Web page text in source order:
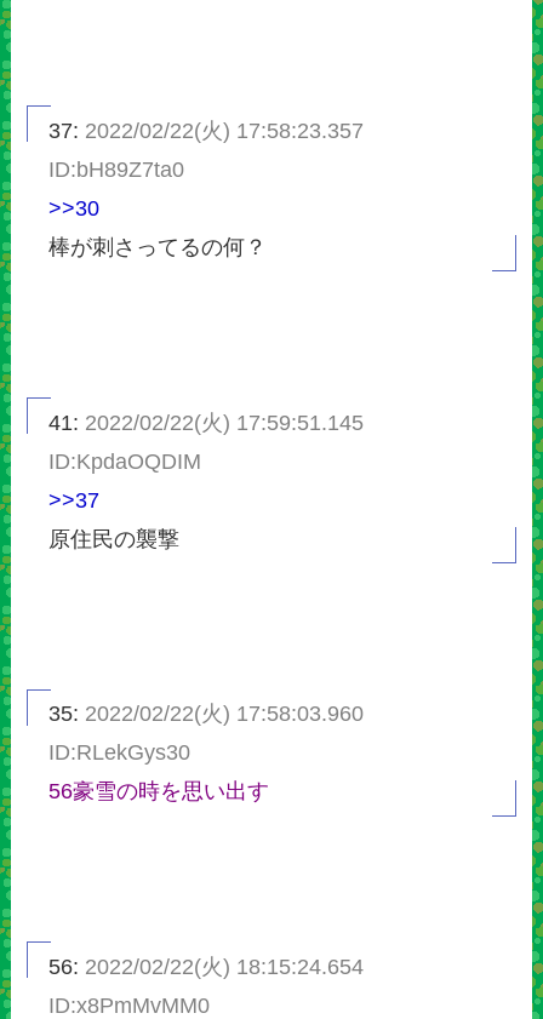
37: 2022/02/22(火) 17:58:23.357
ID:bH89Z7ta0
>>30
棒が刺さってるの何？
41: 2022/02/22(火) 17:59:51.145
ID:KpdaOQDIM
>>37
原住民の襲撃
35: 2022/02/22(火) 17:58:03.960
ID:RLekGys30
56豪雪の時を思い出す
56: 2022/02/22(火) 18:15:24.654
ID:x8PmMvMM0